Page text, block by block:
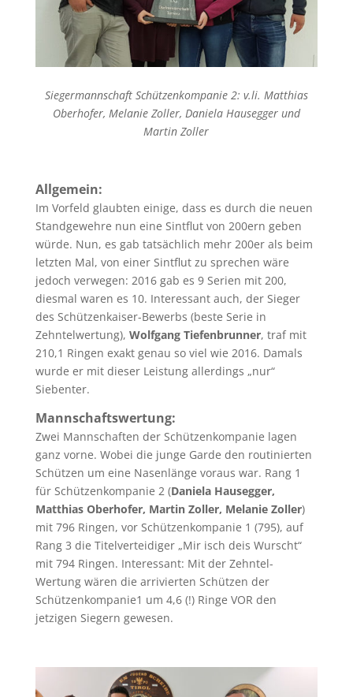
Siegermannschaft Schützenkompanie 2: v.li. Matthias
Oberhofer, Melanie Zoller, Daniela Hausegger und
Martin Zoller
Allgemein:
Im Vorfeld glaubten einige, dass es durch die neuen
Standgewehre nun eine Sintflut von 200ern geben
würde. Nun, es gab tatsächlich mehr 200er als beim
letzten Mal, von einer Sintflut zu sprechen wäre
jedoch verwegen: 2016 gab es 9 Serien mit 200,
diesmal waren es 10. Interessant auch, der Sieger
des Schützenkaiser-Bewerbs (beste Serie in
Zehntelwertung), Wolfgang Tiefenbrunner, traf mit
210,1 Ringen exakt genau so viel wie 2016. Damals
wurde er mit dieser Leistung allerdings „nur“
Siebenter.
Mannschaftswertung:
Zwei Mannschaften der Schützenkompanie lagen
ganz vorne. Wobei die junge Garde den routinierten
Schützen um eine Nasenlänge voraus war. Rang 1
für Schützenkompanie 2 (Daniela Hausegger,
Matthias Oberhofer, Martin Zoller, Melanie Zoller)
mit 796 Ringen, vor Schützenkompanie 1 (795), auf
Rang 3 die Titelverteidiger „Mir isch deis Wurscht“
mit 794 Ringen. Interessant: Mit der Zehntel-
Wertung wären die arrivierten Schützen der
Schützenkompanie1 um 4,6 (!) Ringe VOR den
jetzigen Siegern gewesen.